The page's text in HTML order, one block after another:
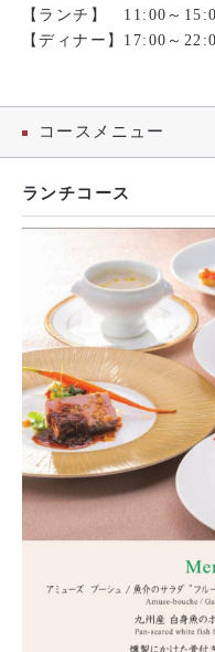
【ランチ】 11:00～
【ディナー】17:00～
コースメニュー
ランチコース